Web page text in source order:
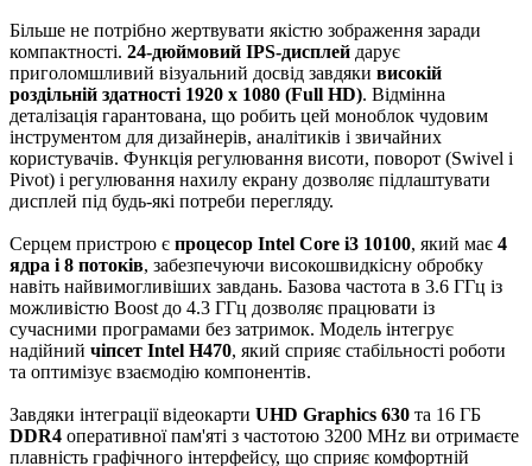
Більше не потрібно жертвувати якістю зображення заради
компактності. 24-дюймовий IPS-дисплей дарує
приголомшливий візуальний досвід завдяки високій
роздільній здатності 1920 x 1080 (Full HD). Відмінна
деталізація гарантована, що робить цей моноблок чудовим
інструментом для дизайнерів, аналітиків і звичайних
користувачів. Функція регулювання висоти, поворот (Swivel і
Pivot) і регулювання нахилу екрану дозволяє підлаштувати
дисплей під будь-які потреби перегляду.
Серцем пристрою є процесор Intel Core i3 10100, який має 4
ядра і 8 потоків, забезпечуючи високошвидкісну обробку
навіть найвимогливіших завдань. Базова частота в 3.6 ГГц із
можливістю Boost до 4.3 ГГц дозволяє працювати із
сучасними програмами без затримок. Модель інтегрує
надійний чіпсет Intel H470, який сприяє стабільності роботи
та оптимізує взаємодію компонентів.
Завдяки інтеграції відеокарти UHD Graphics 630 та 16 ГБ
DDR4 оперативної пам'яті з частотою 3200 MHz ви отримаєте
плавність графічного інтерфейсу, що сприяє комфортній